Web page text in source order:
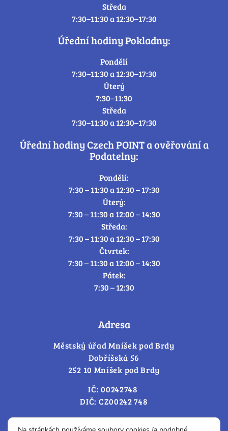
Středa
7:30–11:30 a 12:30–17:30
Úřední hodiny Pokladny:
Pondělí
7:30–11:30 a 12:30–17:30
Úterý
7:30–11:30
Středa
7:30–11:30 a 12:30–17:30
Úřední hodiny Czech POINT a ověřování a
Podatelny:
Pondělí:
7:30 – 11:30 a 12:30 – 17:30
Úterý:
7:30 – 11:30 a 12:00 – 14:30
Středa:
7:30 – 11:30 a 12:30 – 17:30
Čtvrtek:
7:30 – 11:30 a 12:00 – 14:30
Pátek:
7:30 – 12:30
Adresa
Městský úřad Mníšek pod Brdy
Dobříšská 56
252 10 Mníšek pod Brdy
IČ: 00242748
DIČ: CZ00242 748
Cookies – změna souhlasu